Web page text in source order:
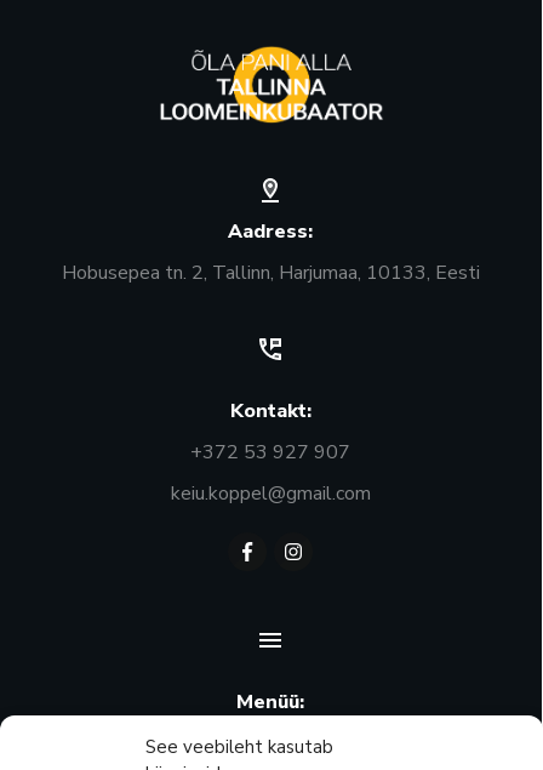
See veebileht kasutab
Aadress:
Hobusepea tn. 2, Tallinn, Harjumaa, 10133, Eesti
Kontakt:
+372 53 927 907
keiu.koppel@gmail.com
Menüü:
Ostukorv